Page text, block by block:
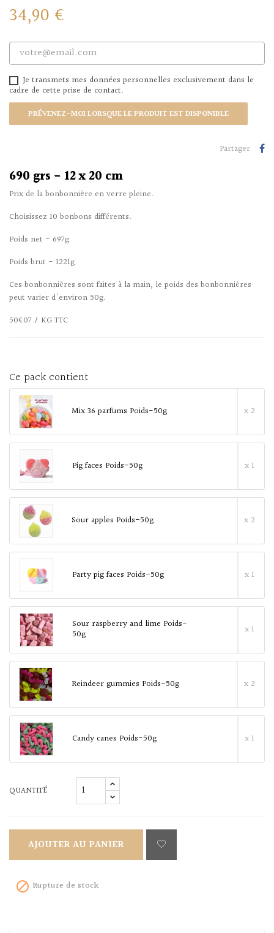
34,90 €
Je transmets mes données personnelles exclusivement dans le
cadre de cette prise de contact.
PRÉVENEZ-MOI LORSQUE LE PRODUIT EST DISPONIBLE
Partager
690 grs - 12 x 20 cm
Prix de la bonbonnière en verre pleine.
Choisissez 10 bonbons différents.
Poids net - 697g
Poids brut - 1221g
Ces bonbonnières sont faites à la main, le poids des bonbonnières
peut varier d'environ 50g.
50€07 / KG TTC
Ce pack contient
Mix 36 parfums Poids-50g x 2
Pig faces Poids-50g x 1
Sour apples Poids-50g x 2
Party pig faces Poids-50g x 1
Sour raspberry and lime Poids-
50g x 1
Reindeer gummies Poids-50g x 2
Candy canes Poids-50g x 1
QUANTITÉ
AJOUTER AU PANIER
 Rupture de stock